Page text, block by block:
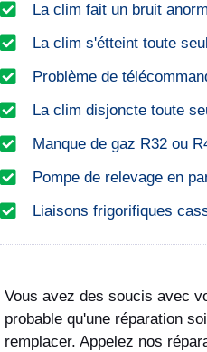
La clim fait un bruit
La clim s'étteint toute
Problème de
La clim disjoncte toute
Manque de gaz R32 ou
Pompe de relevage en
Liaisons frigorifiques
Vous avez des soucis avec
probable qu'une réparation
remplacer. Appelez nos